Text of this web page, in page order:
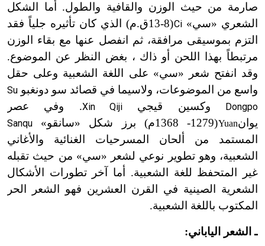
صارمة من حيث الوزن والقافية والطول. أما الشكل
الشعري «سي» Ci
(8-13 ق.م) الذي كان تأثيره جلياً فقد
التزم بموسيقى مرافقة، ثم انفصل عنها مع بقاء الوزن
مرتبطاً بهذا اللحن أو ذاك ، بغض النظر عن الموضوع.
وقد انفتح شعر «سي» على اللغة الشعبية وعلى حقل
واسع من الموضوعات، ولاسيما في قصائد سو دونغبو Su
Dongpo
وكسين قيجي Xin Qiji. وفي عصر
يوانYuan
(1279- 1368م) برز شكل «سانقو» Sanqu
المستمد من ألحان المسرحيات الغنائية والأغاني
الشعبية، وهو تطوير نوعي لشعر «سي» من حيث تقبله
غير المتحفظ للغة الشعبية. أما آخر تطورات الأشكال
الشعرية الصينية في القرن العشرين فهو الشعر الحر
المكتوب باللغة الشعبية.
ـ الشعر الياباني: